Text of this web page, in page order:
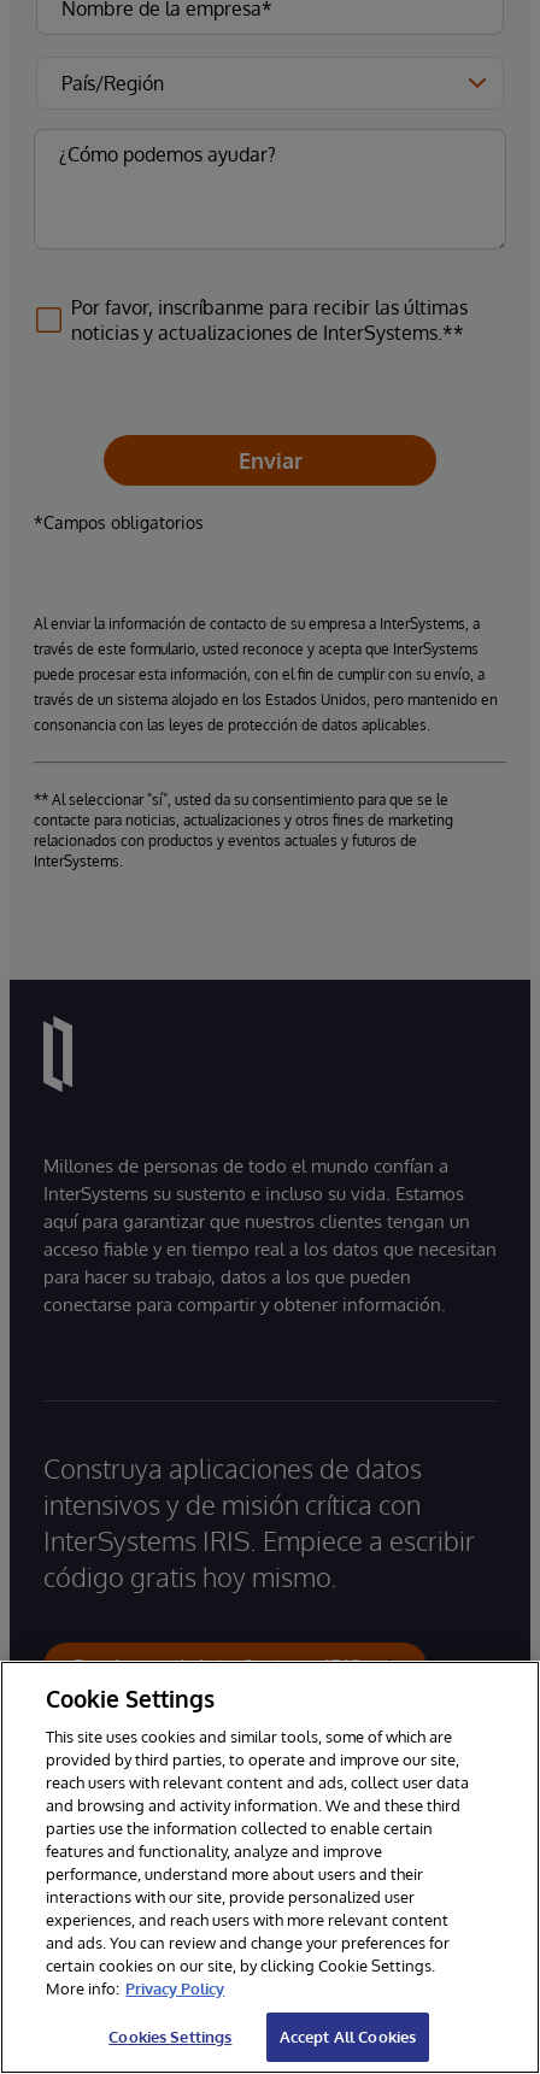
Por favor, inscríbanme para recibir las últimas
noticias y actualizaciones de InterSystems.**
Enviar
*Campos obligatorios
Al enviar la información de contacto de su empresa a InterSystems, a
través de este formulario, usted reconoce y acepta que InterSystems
puede procesar esta información, con el fin de cumplir con su envío, a
través de un sistema alojado en los Estados Unidos, pero mantenido en
consonancia con las leyes de protección de datos aplicables.
** Al seleccionar "sí", usted da su consentimiento para que se le
contacte para noticias, actualizaciones y otros fines de marketing
relacionados con productos y eventos actuales y futuros de
InterSystems.
Millones de personas de todo el mundo confían a
InterSystems su sustento e incluso su vida. Estamos
aquí para garantizar que nuestros clientes tengan un
acceso fiable y en tiempo real a los datos que necesitan
para hacer su trabajo, datos a los que pueden
conectarse para compartir y obtener información.
Construya aplicaciones de datos
intensivos y de misión crítica con
InterSystems IRIS. Empiece a escribir
código gratis hoy mismo.
Pruebe gratis InterSystems IRIS
Contacto
Oficina principal:+34 91 484 1880
Ventas:+34 91 484 1880
Soporte:+34 916 574 347
Consultas Generales
Asistencia por correo electrónico
Oficinas en todo el mundo
Cookie Settings
This site uses cookies and similar tools, some of which are
provided by third parties, to operate and improve our site,
reach users with relevant content and ads, collect user data
and browsing and activity information. We and these third
parties use the information collected to enable certain
features and functionality, analyze and improve
performance, understand more about users and their
interactions with our site, provide personalized user
experiences, and reach users with more relevant content
and ads. You can review and change your preferences for
certain cookies on our site, by clicking Cookie Settings.
More info: Privacy Policy
Cookies Settings Accept All Cookies